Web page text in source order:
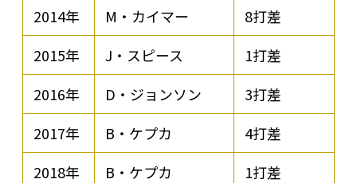
2014年
M・カイマー
8打差
2015年
J・スピース
1打差
2016年
D・ジョンソン
3打差
2017年
B・ケプカ
4打差
2018年
B・ケプカ
1打差